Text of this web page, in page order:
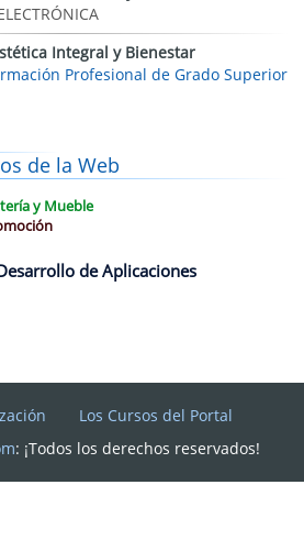
Integral y Bienestar
Profesional de Grado Superior
de la Web
y Mueble
de Aplicaciones
Los Cursos del Portal
: ¡Todos los derechos reservados!